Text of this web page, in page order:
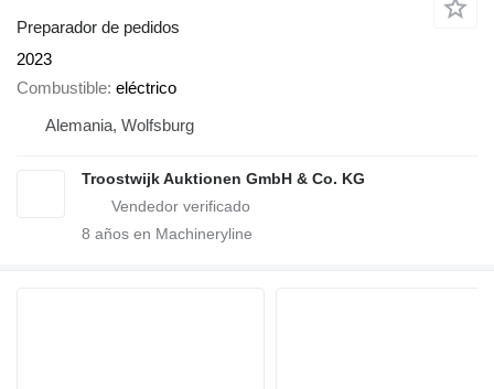
Preparador de pedidos
2023
Combustible eléctrico
Alemania, Wolfsburg
Troostwijk Auktionen GmbH & Co. KG
8 años en Machineryline